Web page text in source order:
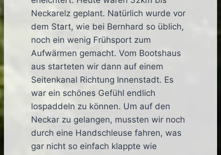
Neckarelz geplant. Natürlich wurde vor
dem Start, wie bei Bernhard so üblich,
noch ein wenig Frühsport zum
Aufwärmen gemacht. Vom Bootshaus
aus starteten wir dann auf einem
Seitenkanal Richtung Innenstadt. Es
war ein schönes Gefühl endlich
lospaddeln zu können. Um auf den
Neckar zu gelangen, mussten wir noch
durch eine Handschleuse fahren, was
gar nicht so einfach klappte wie